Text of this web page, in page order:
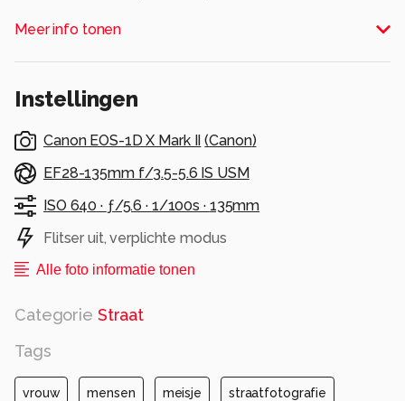
'Levend Verleden' - een historisch schouwspel -
gehouden. Het is erg leuk om dit te
Dit is voorlopig de laatste foto van de jaren 2015
in Den Ham met een ander thema.
Alle rechten voorbehouden
Meer info tonen
Instellingen
Canon EOS-1D X Mark II (Canon)
EF28-135mm f/3.5-5.6 IS USM
ISO 640 · ƒ/5.6 · 1/100s · 135mm
Flitser uit, verplichte modus
Alle foto informatie tonen
Categorie Straat
Tags
vrouw mensen meisje straatfotografie